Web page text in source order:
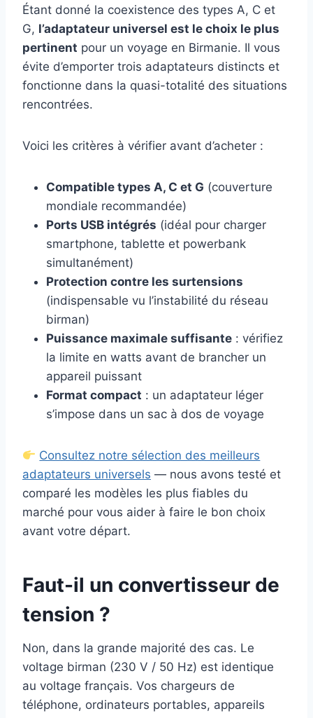
Étant donné la coexistence des types A, C et
G, l’adaptateur universel est le choix le plus
pertinent pour un voyage en Birmanie. Il vous
évite d’emporter trois adaptateurs distincts et
fonctionne dans la quasi-totalité des situations
rencontrées.
Voici les critères à vérifier avant d’acheter :
Compatible types A, C et G (couverture
mondiale recommandée)
Ports USB intégrés (idéal pour charger
smartphone, tablette et powerbank
simultanément)
Protection contre les surtensions
(indispensable vu l’instabilité du réseau
birman)
Puissance maximale suffisante : vérifiez
la limite en watts avant de brancher un
appareil puissant
Format compact : un adaptateur léger
s’impose dans un sac à dos de voyage
Consultez notre sélection des meilleurs
adaptateurs universels — nous avons testé et
comparé les modèles les plus fiables du
marché pour vous aider à faire le bon choix
avant votre départ.
Faut-il un convertisseur de
tension ?
Non, dans la grande majorité des cas. Le
voltage birman (230 V / 50 Hz) est identique
au voltage français. Vos chargeurs de
téléphone, ordinateurs portables, appareils